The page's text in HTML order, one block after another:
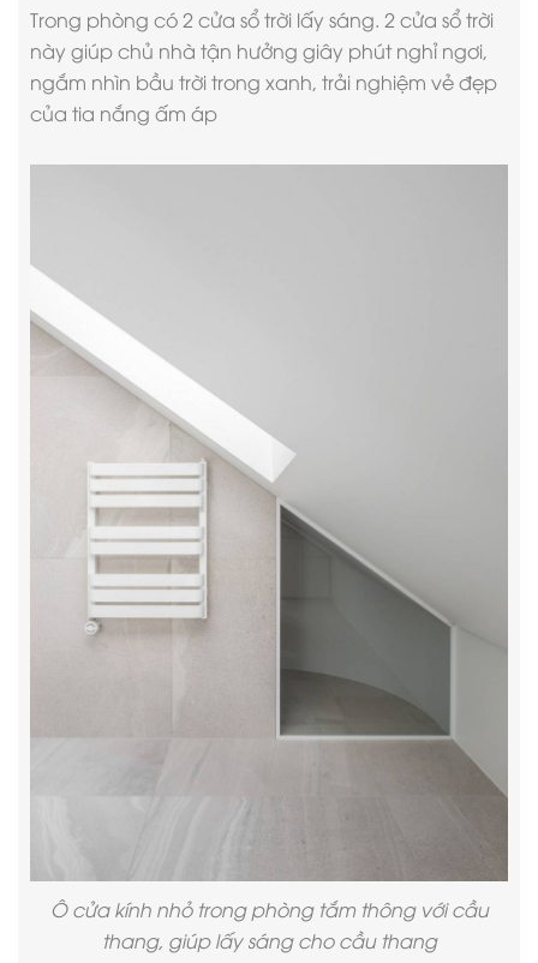
Trong phòng có 2 cửa sổ trời lấy sáng. 2 cửa sổ trời
này giúp chủ nhà tận hưởng giây phút nghỉ ngơi,
ngắm nhìn bầu trời trong xanh, trải nghiệm vẻ đẹp
của tia nắng ấm áp
Ô cửa kính nhỏ trong phòng tắm thông với cầu
thang, giúp lấy sáng cho cầu thang